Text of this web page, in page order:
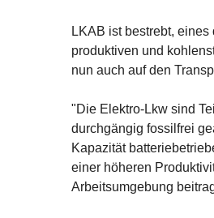
LKAB ist bestrebt,
produktiven und
nun auch auf den
"Die Elektro-Lkw sind
durchgängig fossilfrei
Kapazität
einer höheren
Arbeitsumgebung